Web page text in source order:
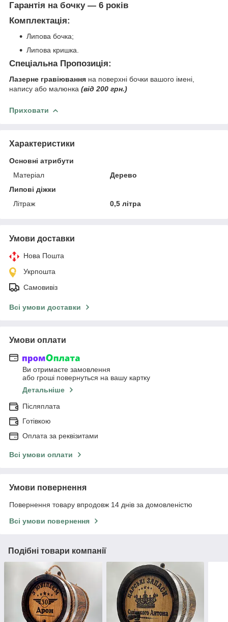
Гарантія на бочку — 6 років
Комплектація:
Липова бочка;
Липова кришка.
Спеціальна Пропозиція:
Лазерне гравіювання на поверхні бочки вашого імені,
напису або малюнка (від 200 грн.)
Приховати
Характеристики
Основні атрибути
Матеріал
Дерево
Липові діжки
Літраж
0,5 літра
Умови доставки
Нова Пошта
Укрпошта
Самовивіз
Всі умови доставки
Умови оплати
Ви отримаєте замовлення
або гроші повернуться на вашу картку
Детальніше
Післяплата
Готівкою
Оплата за реквізитами
Всі умови оплати
Умови повернення
Повернення товару впродовж 14 днів за домовленістю
Всі умови повернення
Подібні товари компанії